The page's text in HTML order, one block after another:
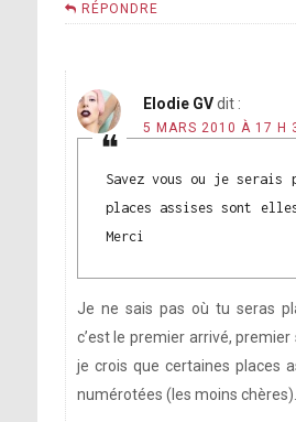
RÉPONDRE
Elodie GV dit :
5 MARS 2010 À 17 H
Savez vous ou je serais
places assises sont elles
Merci
Je ne sais pas où tu seras
c’est le premier arrivé,
je crois que certaines places
numérotées (les moins chères).